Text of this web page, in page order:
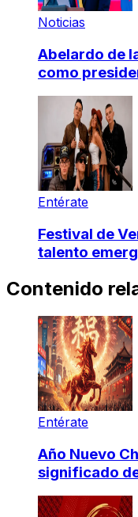
Noticias
Abelardo de
como
Entérate
Festival de
talento
Contenido
Entérate
Año Nuevo
significado